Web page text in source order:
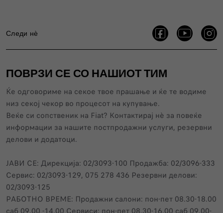
Следи нѐ
ПОВРЗИ СЕ СО НАШИОТ ТИМ
Ќе одговориме на секое твое прашање и ќе те водиме
низ секој чекор во процесот на купување.
Веќе си сопственик нa Fiat? Контактирај нѐ за повеќе
информации за нашите постпродажни услуги, резервни
делови и додатоци.
ЈАВИ СЕ: Дирекција: 02/3093-100 Продажба: 02/3096-333
Сервис: 02/3093-129, 075 278 436 Резервни делови:
02/3093-125
РАБОТНО ВРЕМЕ: Продажни салони: пон-пет 08.30-18.00
саб 09.00 -14.00 Сервиси: пон-пет 08.30-16.00 саб 09.00-